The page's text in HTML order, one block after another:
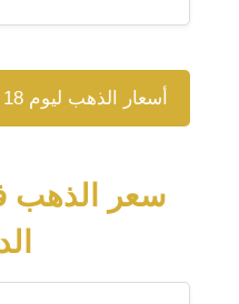
أسعار الذهب ليوم 18 مايو 2025
سعر الذهب